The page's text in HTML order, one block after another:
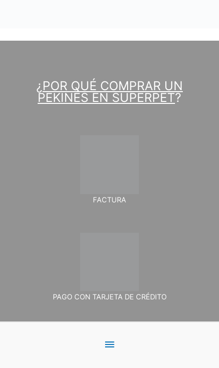
Menú
¿ POR QUÉ COMPRAR UN
PEKINÉS EN SUPERPET?
FACTURA
PAGO CON TARJETA DE CRÉDITO